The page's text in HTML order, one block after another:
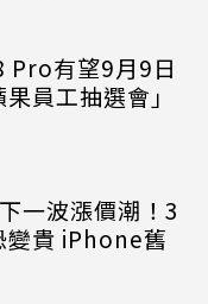
Pro有望9月9日
員工抽選會」
一波漲價潮！3
變貴 iPhone舊